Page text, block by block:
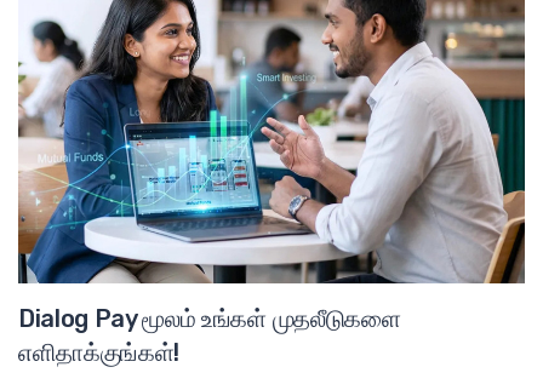
Dialog Pay மூலம் உங்கள் முதலீடுகளை
எளிதாக்குங்கள்!